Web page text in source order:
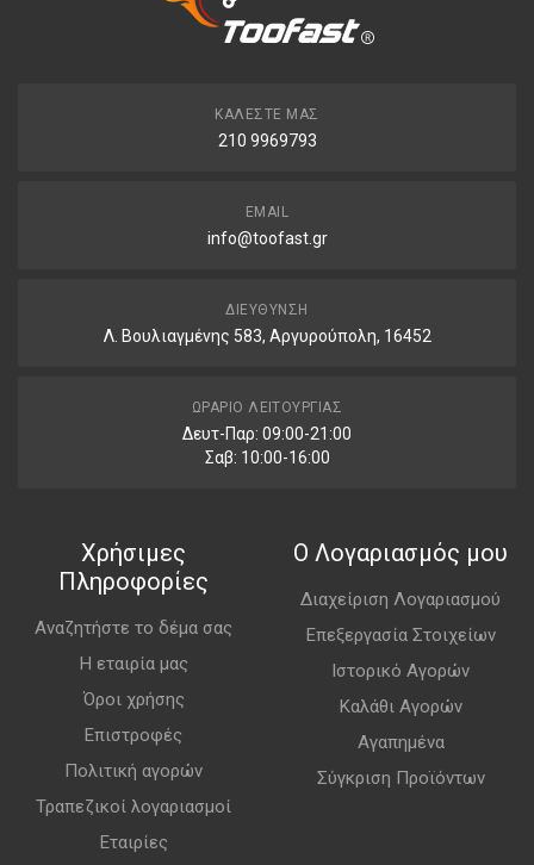
ΚΑΛΈΣΤΕ ΜΑΣ
210 9969793
EMAIL
info@toofast.gr
ΔΙΕΎΘΥΝΣΗ
Λ. Βουλιαγμένης 583, Αργυρούπολη, 16452
ΩΡΆΡΙΟ ΛΕΙΤΟΥΡΓΊΑΣ
Δευτ-Παρ: 09:00-21:00
Σαβ: 10:00-16:00
Χρήσιμες
Πληροφορίες
Αναζητήστε το δέμα σας
Η εταιρία μας
Όροι χρήσης
Επιστροφές
Πολιτική αγορών
Τραπεζικοί λογαριασμοί
Εταιρίες
Ο Λογαριασμός μου
Διαχείριση Λογαριασμού
Επεξεργασία Στοιχείων
Ιστορικό Αγορών
Καλάθι Αγορών
Αγαπημένα
Σύγκριση Προϊόντων